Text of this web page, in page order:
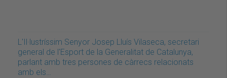
L'Il·lustríssim Senyor Josep Lluís Vilaseca, secretari
general de l'Esport de la Generalitat de Catalunya,
parlant amb tres persones de càrrecs relacionats
amb els…